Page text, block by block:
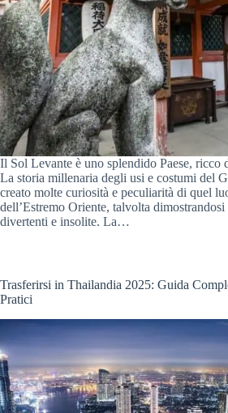
Il Sol Levante è uno splendido Paese, ricco
La storia millenaria degli usi e costumi del
creato molte curiosità e peculiarità di quel
dell’Estremo Oriente, talvolta dimostrandosi
divertenti e insolite. La…
Trasferirsi in Thailandia 2025: Guida
Pratici